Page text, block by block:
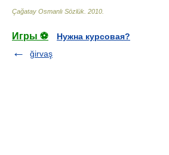
Çağatay Osmanlı Sözlük 2010
Игры ⚽
Нужна курсовая?
ğirvaş